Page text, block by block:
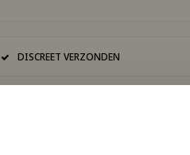
DISCREET VERZONDEN